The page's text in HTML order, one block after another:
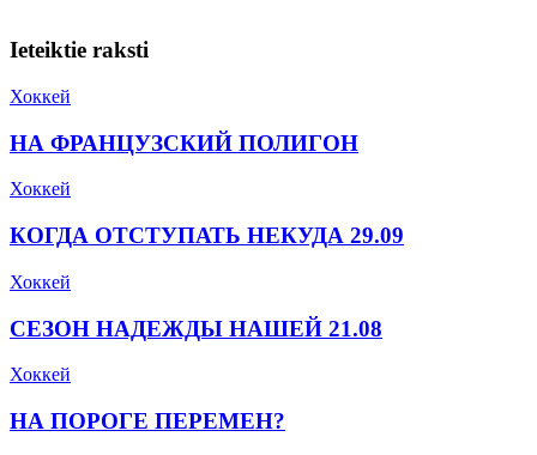
Ieteiktie raksti
Хоккей
НА ФРАНЦУЗСКИЙ ПОЛИГОН
Хоккей
КОГДА ОТСТУПАТЬ НЕКУДА 29.09
Хоккей
СЕЗОН НАДЕЖДЫ НАШЕЙ 21.08
Хоккей
НА ПОРОГЕ ПЕРЕМЕН?